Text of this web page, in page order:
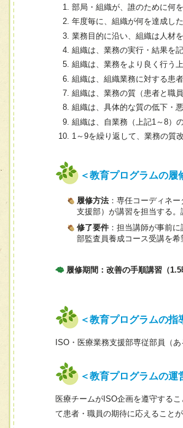
部局・組織が、誰のために何
年度毎に、組織が何を達成し
業務目的に沿い、組織は人材
組織は、業務の実行・結果を記
組織は、業務をより良く行う
組織は、組織業務に対する患
組織は、業務の質（患者と職
組織は、具体的な質の低下・
組織は、自業務（上記1～8）
1～9を繰り返して、業務の質
＜教育プログラムの
履修方法：専任コーディネ
支援部）が講習を担当する
修了要件 ：担当講師が事前
部監査員養成コース受講を
履修期間：改善の手順講習（1.5
＜教育プログラムの指
ISO・医療業務支援部専従部員（
＜教育プログラムの
医療チームがISO企画を遵守する
て患者・職員の期待に応えることが